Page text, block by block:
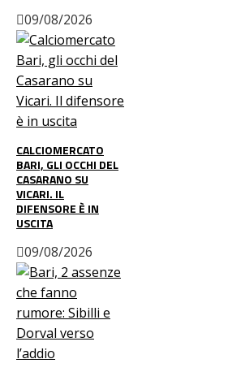
09/08/2026
CALCIOMERCATO
BARI, GLI OCCHI DEL
CASARANO SU
VICARI. IL
DIFENSORE È IN
USCITA
09/08/2026